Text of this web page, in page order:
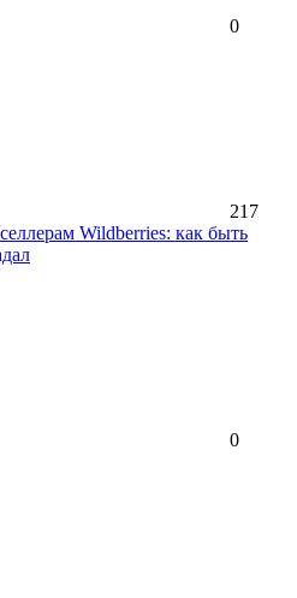
0
217
Wildberries: как быть
0